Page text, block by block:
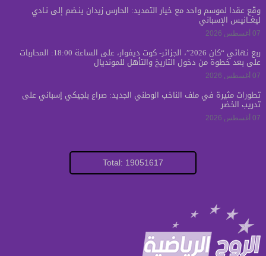
وقّع عقداً لموسم واحد مع خيار التمديد: الحارس زيدان ينـضم إلى نـادي
ليغــانيس الإسباني
07 أغسطس 2026
ربع نهائي “كان 2026”، الجزائر- كوت ديفوار، على الساعة 18:00: المحاربات
على بعد خطوة من دخول التاريخ والتأهل للمونديال
07 أغسطس 2026
تطورات مثيرة في ملف الناخب الوطني الجديد: صراع بلجيكي إسباني على
تدريب الخضر
07 أغسطس 2026
Total: 19051617